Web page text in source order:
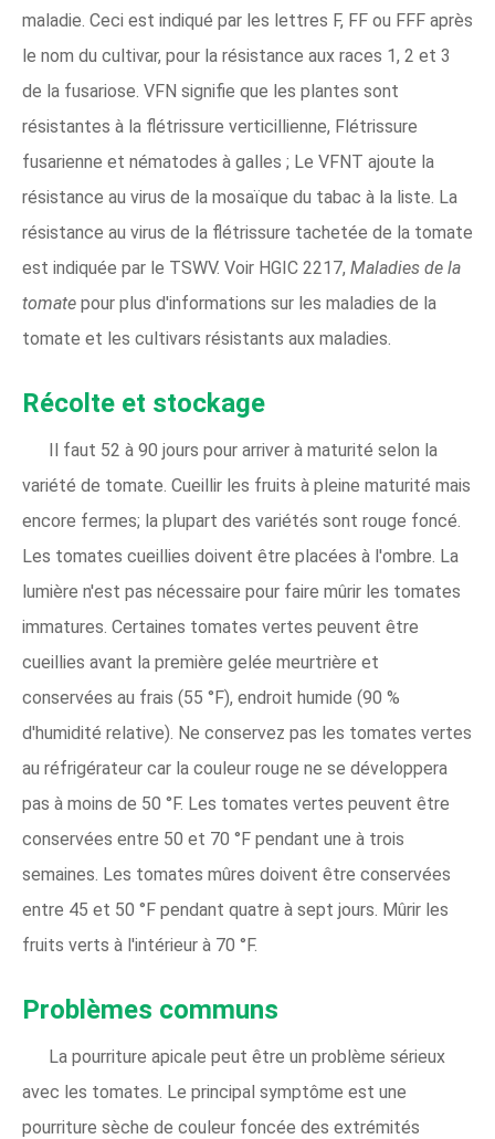
maladie. Ceci est indiqué par les lettres F, FF ou FFF après
le nom du cultivar, pour la résistance aux races 1, 2 et 3
de la fusariose. VFN signifie que les plantes sont
résistantes à la flétrissure verticillienne, Flétrissure
fusarienne et nématodes à galles ; Le VFNT ajoute la
résistance au virus de la mosaïque du tabac à la liste. La
résistance au virus de la flétrissure tachetée de la tomate
est indiquée par le TSWV. Voir HGIC 2217, Maladies de la
tomate pour plus d'informations sur les maladies de la
tomate et les cultivars résistants aux maladies.
Récolte et stockage
Il faut 52 à 90 jours pour arriver à maturité selon la
variété de tomate. Cueillir les fruits à pleine maturité mais
encore fermes; la plupart des variétés sont rouge foncé.
Les tomates cueillies doivent être placées à l'ombre. La
lumière n'est pas nécessaire pour faire mûrir les tomates
immatures. Certaines tomates vertes peuvent être
cueillies avant la première gelée meurtrière et
conservées au frais (55 °F), endroit humide (90 %
d'humidité relative). Ne conservez pas les tomates vertes
au réfrigérateur car la couleur rouge ne se développera
pas à moins de 50 °F. Les tomates vertes peuvent être
conservées entre 50 et 70 °F pendant une à trois
semaines. Les tomates mûres doivent être conservées
entre 45 et 50 °F pendant quatre à sept jours. Mûrir les
fruits verts à l'intérieur à 70 °F.
Problèmes communs
La pourriture apicale peut être un problème sérieux
avec les tomates. Le principal symptôme est une
pourriture sèche de couleur foncée des extrémités